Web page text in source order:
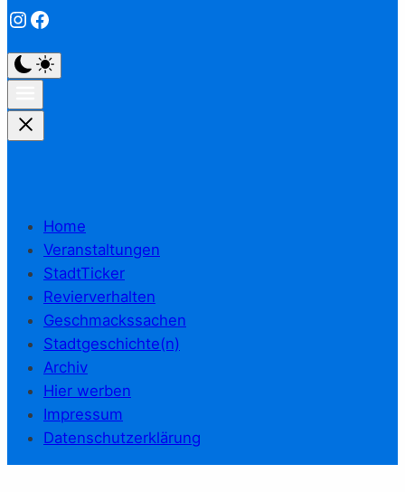
Instagram
Facebook
Home
Veranstaltungen
StadtTicker
Revierverhalten
Geschmackssachen
Stadtgeschichte(n)
Archiv
Hier werben
Impressum
Datenschutzerklärung